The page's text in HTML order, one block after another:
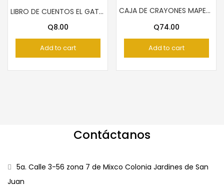
LIBRO DE CUENTOS EL GATO CON BOTAS
Q8.00
Add to cart
CAJA DE CRAYONES MAPED 36 COLORES
Q74.00
Add to cart
Contáctanos
5a. Calle 3-56 zona 7 de Mixco Colonia Jardines de San
Juan